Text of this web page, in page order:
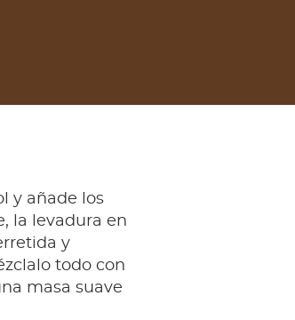
y añade los
la levadura en
y
todo con
masa suave